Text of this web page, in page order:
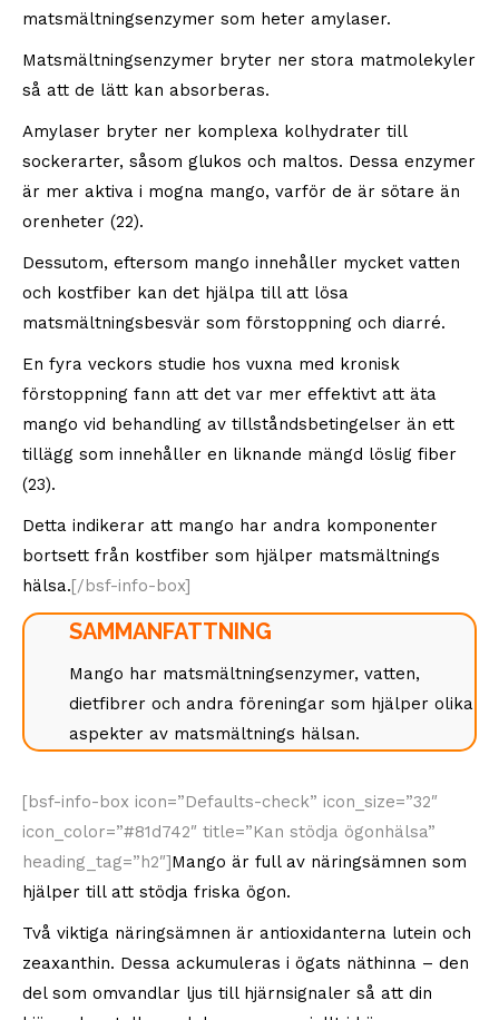
matsmältningsenzymer som heter amylaser.
Matsmältningsenzymer bryter ner stora matmolekyler
så att de lätt kan absorberas.
Amylaser bryter ner komplexa kolhydrater till
sockerarter, såsom glukos och maltos. Dessa enzymer
är mer aktiva i mogna mango, varför de är sötare än
orenheter (22).
Dessutom, eftersom mango innehåller mycket vatten
och kostfiber kan det hjälpa till att lösa
matsmältningsbesvär som förstoppning och diarré.
En fyra veckors studie hos vuxna med kronisk
förstoppning fann att det var mer effektivt att äta
mango vid behandling av tillståndsbetingelser än ett
tillägg som innehåller en liknande mängd löslig fiber
(23).
Detta indikerar att mango har andra komponenter
bortsett från kostfiber som hjälper matsmältnings
hälsa.[/bsf-info-box]
SAMMANFATTNING
Mango har matsmältningsenzymer, vatten,
dietfibrer och andra föreningar som hjälper olika
aspekter av matsmältnings hälsan.
[bsf-info-box icon=”Defaults-check” icon_size=”32″
icon_color=”#81d742″ title=”Kan stödja ögonhälsa”
heading_tag=”h2″]Mango är full av näringsämnen som
hjälper till att stödja friska ögon.
Två viktiga näringsämnen är antioxidanterna lutein och
zeaxanthin. Dessa ackumuleras i ögats näthinna – den
del som omvandlar ljus till hjärnsignaler så att din